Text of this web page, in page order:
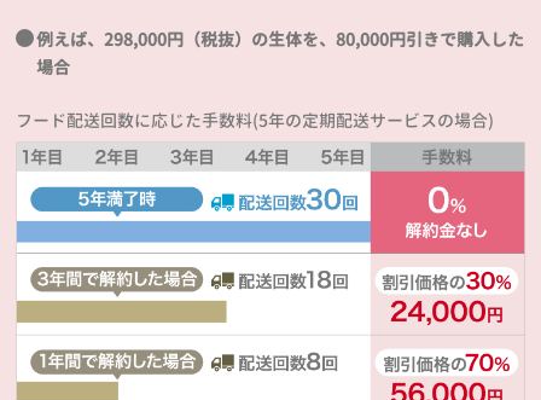
例えば、298,000円（税抜）の生体を、80,000円引きで購入した
場合
フード配送回数に応じた手数料(5年の定期配送サービスの場合)